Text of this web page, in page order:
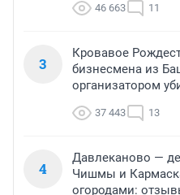
46 663 11
3
Кровавое
бизнесмена из
организатором
37 443 13
4
Давлеканово —
Чишмы и
огородами: